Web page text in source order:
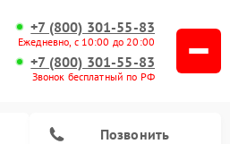
+7 (800) 301-55-83
Ежедневно, с 10:00 до 20:00
+7 (800) 301-55-83
Звонок бесплатный по РФ
Позвонить